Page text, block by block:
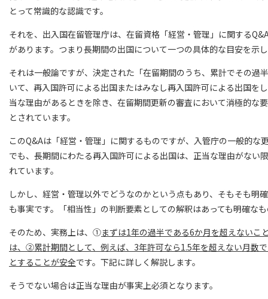
とって常識的な認識です。
それを、出入国在留管理庁は、在留資格「経営・管理」に関する
があります。つまり長期間の出国について一つの具体的な目安を示
それは一般論ですが、決定された「在留期間のうち、累計でその過
いて、再入国許可による出国またはみなし再入国許可による出国を
当な理由があるときを除き、在留期間更新の審査において消極的な
とされています。
このQ&Aは「経営・管理」に関するものですが、入管庁の一般的な
でも、長期間にわたる再入国許可による出国は、正当な理由がない
れています。
しかし、経営・管理以外でどうなのかという点もあり、そもそも明
も事実です。「相当性」の判断要素としての解釈はあっても明確な
そのため、実務上は、①まずは1年の過半である6か月を超えないこ
は、②累計期間として、例えば、3年許可なら1.5年を超えない月数
とすることが安全です。下記に詳しく解説します。
そうでない場合は正当な理由が事実上必須となります。